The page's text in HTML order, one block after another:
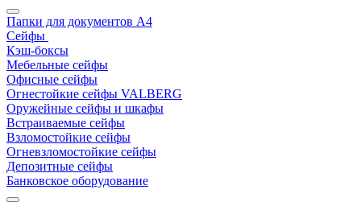
Папки для документов A4
Сейфы
Кэш-боксы
Мебельные сейфы
Офисные сейфы
Огнестойкие сейфы VALBERG
Оружейные сейфы и шкафы
Встраиваемые сейфы
Взломостойкие сейфы
Огневзломостойкие сейфы
Депозитные сейфы
Банковское оборудование